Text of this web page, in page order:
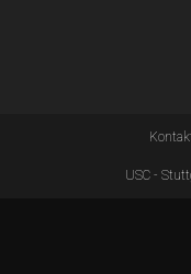
USC -